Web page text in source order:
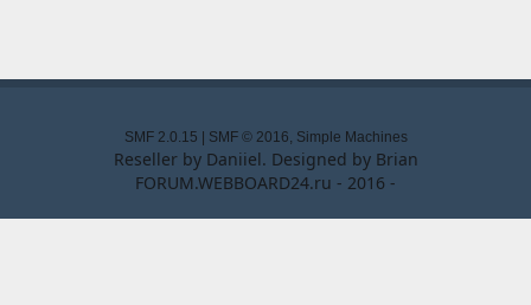
SMF 2.0.15 SMF © 2016, Simple Machines
Reseller by Daniiel. Designed by Brian
FORUM.WEBBOARD24.ru - 2016 -